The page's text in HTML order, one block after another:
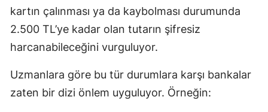
kartın çalınması ya da kaybolması durumunda
2.500 TL’ye kadar olan tutarın şifresiz
harcanabileceğini vurguluyor.
Uzmanlara göre bu tür durumlara karşı bankalar
zaten bir dizi önlem uyguluyor. Örneğin: